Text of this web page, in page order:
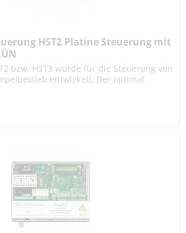
HST2 Platine Steuerung mit
bzw. HST3 wurde für die Steuerung von
entwickelt. Der optimal